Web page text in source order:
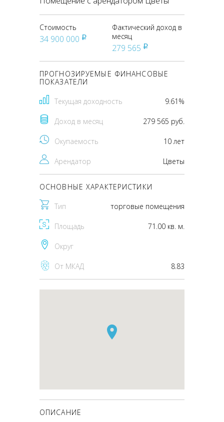
Стоимость
34 900 000 pуб
Фактический доход в
месяц
279 565 pуб
ПРОГНОЗИРУЕМЫЕ ФИНАНСОВЫЕ
ПОКАЗАТЕЛИ
Текущая доходность 9.61%
Доход в месяц 279 565 руб.
Окупаемость 10 лет
Арендатор Цветы
ОСНОВНЫЕ ХАРАКТЕРИСТИКИ
Тип торговые помещения
Площадь 71.00 кв. м.
Округ
От МКАД 8.83
ОПИСАНИЕ